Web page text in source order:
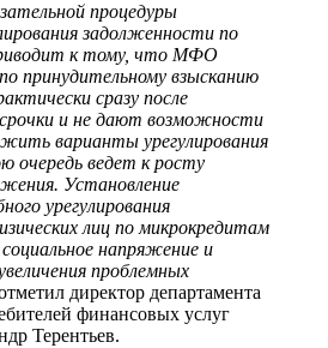
процедуры
задолженности по
к тому, что МФО
принудительному взысканию
сразу после
и не дают возможности
варианты урегулирования
очередь ведет к росту
Установление
урегулирования
лиц по микрокредитам
напряжение и
проблемных
директор департамента
финансовых услуг
Терентьев.